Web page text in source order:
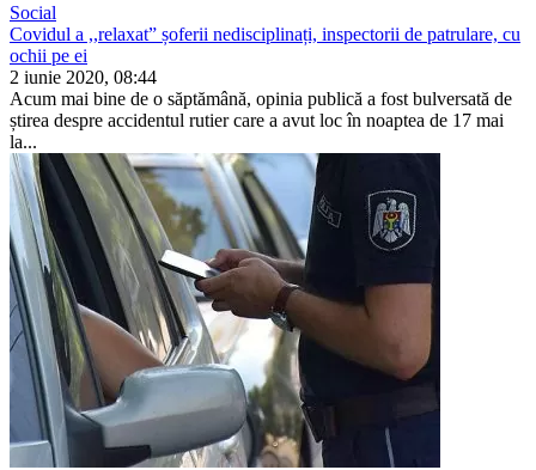
Social
Covidul a ,,relaxat” șoferii nedisciplinați, inspectorii de patrulare, cu
ochii pe ei
2 iunie 2020, 08:44
Acum mai bine de o săptă­mână, opinia publică a fost bulversată de
știrea despre accidentul rutier care a avut loc în noaptea de 17 mai
la...